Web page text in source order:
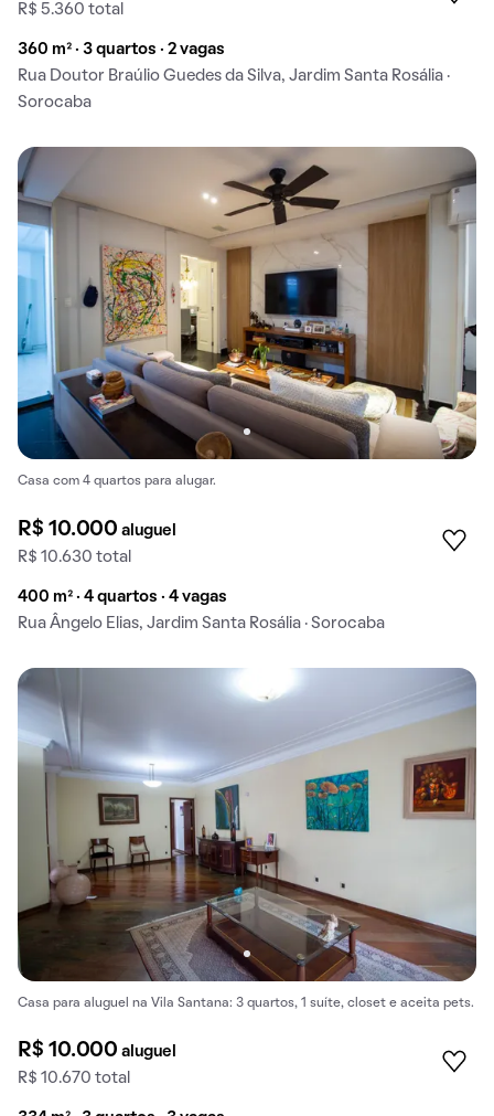
R$ 5.360 total
360 m² · 3 quartos · 2 vagas
Rua Doutor Braúlio Guedes da Silva, Jardim Santa Rosália ·
Sorocaba
Casa com 4 quartos para alugar.
R$ 10.000aluguel
R$ 10.630 total
400 m² · 4 quartos · 4 vagas
Rua Ângelo Elias, Jardim Santa Rosália · Sorocaba
Casa para aluguel na Vila Santana: 3 quartos, 1 suíte, closet e aceita pets.
R$ 10.000aluguel
R$ 10.670 total